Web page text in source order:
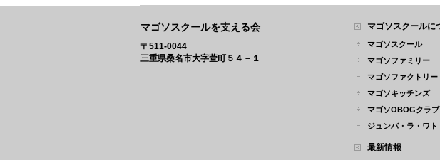
マゴソスクールを支える会
〒511-0044
三重県桑名市大字萱町５４－１
マゴソスクールに
マゴソスクール
マゴソファミリー
マゴソファクトリー
マゴソキッチンズ
マゴソOBOGクラブ
ジュンバ・ラ・ワト
最新情報